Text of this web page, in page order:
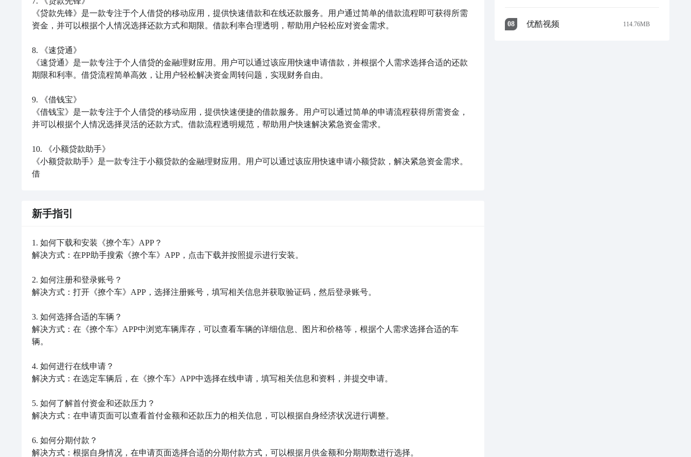
《贷款先锋》是一款专注于个人借贷的移动应用，提供快速借款和在线还款服务。用户通过简单的借款流程即可获得所需
资金，并可以根据个人情况选择还款方式和期限。借款利率合理透明，帮助用户轻松应对资金需求。
8. 《速贷通》
《速贷通》是一款专注于个人借贷的金融理财应用。用户可以通过该应用快速申请借款，并根据个人需求选择合适的还款
期限和利率。借贷流程简单高效，让用户轻松解决资金周转问题，实现财务自由。
9. 《借钱宝》
《借钱宝》是一款专注于个人借贷的移动应用，提供快速便捷的借款服务。用户可以通过简单的申请流程获得所需资金，
并可以根据个人情况选择灵活的还款方式。借款流程透明规范，帮助用户快速解决紧急资金需求。
10. 《小额贷款助手》
《小额贷款助手》是一款专注于小额贷款的金融理财应用。用户可以通过该应用快速申请小额贷款，解决紧急资金需求。
借
新手指引
1. 如何下载和安装《撩个车》APP？
解决方式：在PP助手搜索《撩个车》APP，点击下载并按照提示进行安装。
2. 如何注册和登录账号？
解决方式：打开《撩个车》APP，选择注册账号，填写相关信息并获取验证码，然后登录账号。
3. 如何选择合适的车辆？
解决方式：在《撩个车》APP中浏览车辆库存，可以查看车辆的详细信息、图片和价格等，根据个人需求选择合适的车
辆。
4. 如何进行在线申请？
解决方式：在选定车辆后，在《撩个车》APP中选择在线申请，填写相关信息和资料，并提交申请。
5. 如何了解首付资金和还款压力？
解决方式：在申请页面可以查看首付金额和还款压力的相关信息，可以根据自身经济状况进行调整。
6. 如何分期付款？
解决方式：根据自身情况，在申请页面选择合适的分期付款方式，可以根据月供金额和分期期数进行选择。
08 优酷视频 114.76MB